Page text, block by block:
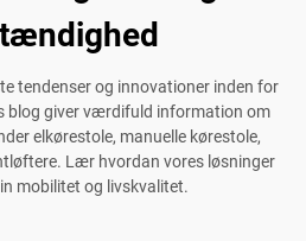
tendenser og innovationer inden for
blog giver værdifuld information om
elkørestole, manuelle kørestole,
Lær hvordan vores løsninger
mobilitet og livskvalitet.